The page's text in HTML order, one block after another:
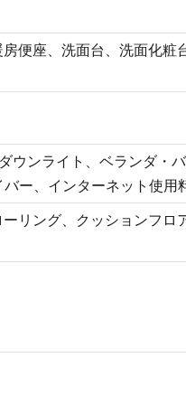
便座、洗面台、洗面化粧
ウンライト、ベランダ・
ー、インターネット使用
リング、クッションフロ